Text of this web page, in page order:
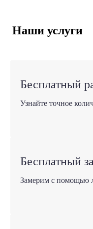
Наши услуги
Бесплатный
Узнайте точное
Бесплатный
Замерим с помощью